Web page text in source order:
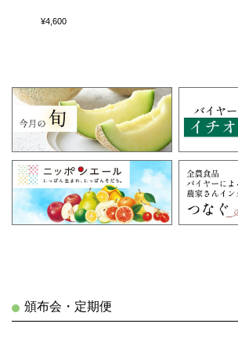
¥4,600
頒布会・定期便